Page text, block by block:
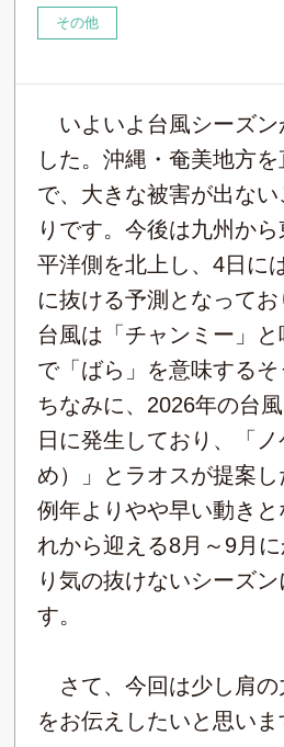
その他
いよいよ台風シーズン
した。沖縄・奄美地方
で、大きな被害が出な
りです。今後は九州か
平洋側を北上し、4日に
に抜ける予測となって
台風は「チャンミー」
で「ばら」を意味するそ
ちなみに、2026年の台
日に発生しており、「
め）」とラオスが提案し
例年よりやや早い動きと
れから迎える8月～9月
り気の抜けないシーズ
す。
さて、今回は少し肩の
をお伝えしたいと思いま